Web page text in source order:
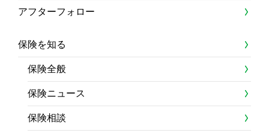
アフターフォロー
保険を知る
保険全般
保険ニュース
保険相談